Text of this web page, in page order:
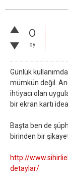
0
oy
Günlük
mümkün değil.
ihtiyacı olan
bir ekran kartı
Başta ben de
birinden bir
http://
detaylar/